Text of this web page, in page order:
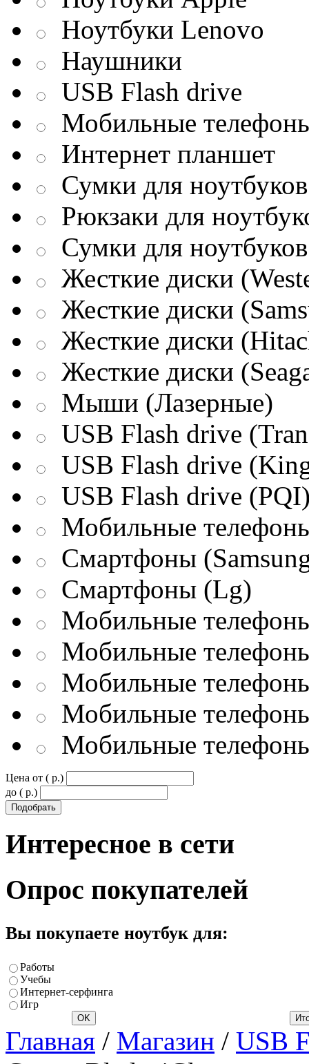
Ноутбуки Lenovo
Наушники
USB Flash drive
Мобильные
Интернет планшет
Сумки для
Рюкзаки для
Сумки для
Жесткие диски
Жесткие диски
Жесткие диски
Жесткие диски
Мыши (Лазерные)
USB Flash drive
USB Flash drive
USB Flash drive
Мобильные
Смартфоны
Смартфоны (Lg)
Мобильные
Мобильные
Мобильные
Мобильные
Мобильные
Цена от ( p.)
до ( p.)
Интересное в сети
Опрос покупателей
Вы покупаете ноутбук для:
Работы
Учебы
Интернет-серфинга
Игр
Главная / Магазин / USB